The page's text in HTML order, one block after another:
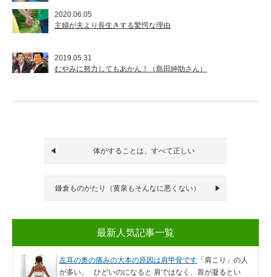
2020.06.05
主婦が夫より長生きする驚愕な理由
2019.05.31
むやみに努力してもあかん！（島田紳助さん）
体がすることは、すべて正しい
鎌倉ものがたり（黄泉もそんなに悪くない）
最新人気記事一覧
左耳の奥の痛みの大本の原因は肩甲骨です 「肩こり」の人
が多い。 ひどいのになると 肩ではなく、首が凝るとい